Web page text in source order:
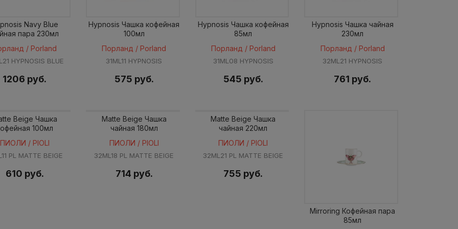
Navy Blue
пара 230мл
/ Porland
HYPNOSIS BLUE
1206 руб.
Hypnosis Чашка кофейная
100мл
Порланд / Porland
31ML11 HYPNOSIS
575 руб.
Hypnosis Чашка кофейная
85мл
Порланд / Porland
31ML08 HYPNOSIS
545 руб.
Hypnosis Чашка чайная
230мл
Порланд / Porland
32ML21 HYPNOSIS
761 руб.
Beige Чашка
100мл
ПИОЛИ / PIOLI
PL MATTE BEIGE
610 руб.
Matte Beige Чашка
чайная 180мл
ПИОЛИ / PIOLI
32ML18 PL MATTE BEIGE
714 руб.
Matte Beige Чашка
чайная 220мл
ПИОЛИ / PIOLI
32ML21 PL MATTE BEIGE
755 руб.
Mirroring Кофейная пара
85мл